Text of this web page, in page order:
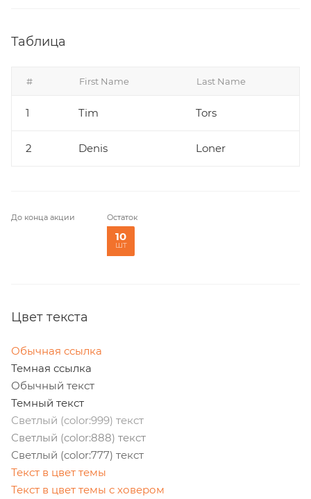
Таблица
# First Name Last Name
1 Tim Tors
2 Denis Loner
До конца акции Остаток
10
шт
Цвет текста
Обычная ссылка
Темная ссылка
Обычный текст
Темный текст
Светлый (color:999) текст
Светлый (color:888) текст
Светлый (color:777) текст
Текст в цвет темы
Текст в цвет темы с ховером